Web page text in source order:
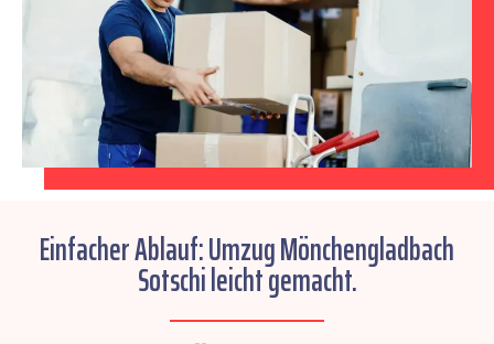
Einfacher Ablauf: Umzug Mönchengladbach
Sotschi leicht gemacht.